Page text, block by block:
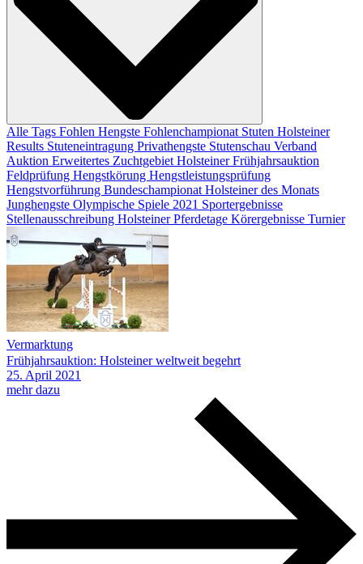
Alle Tags Fohlen Hengste Fohlenchampionat Stuten Holsteiner
Results Stuteneintragung Privathengste Stutenschau Verband
Auktion Erweitertes Zuchtgebiet Holsteiner Frühjahrsauktion
Feldprüfung Hengstkörung Hengstleistungsprüfung
Hengstvorführung Bundeschampionat Holsteiner des Monats
Junghengste Olympische Spiele 2021 Sportergebnisse
Stellenausschreibung Holsteiner Pferdetage Körergebnisse Turnier
Vermarktung
Frühjahrsauktion: Holsteiner weltweit begehrt
25. April 2021
mehr dazu